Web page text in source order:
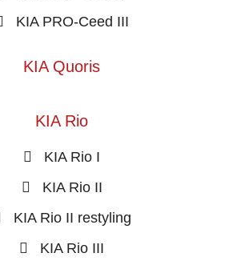
KIA PRO-Ceed III
KIA Quoris
KIA Rio
KIA Rio I
KIA Rio II
KIA Rio II restyling
KIA Rio III